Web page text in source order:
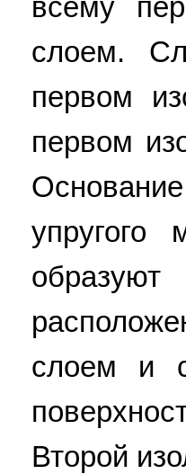
всему
слоем.
первом
первом
упругого
слоем и
Второй